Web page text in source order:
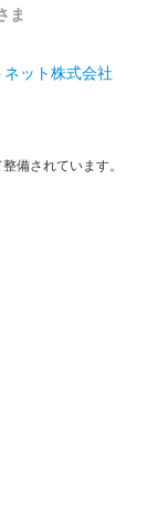
販機限定
ま
備されています。